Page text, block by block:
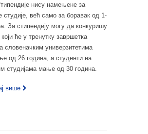
нису намењене за
студије, већ само за боравак од 1-
За стипендију могу да конкуришу
ће у тренутку завршетка
словеначким универзитетима
од 26 година, а студенти на
студијама мање од 30 година.
више